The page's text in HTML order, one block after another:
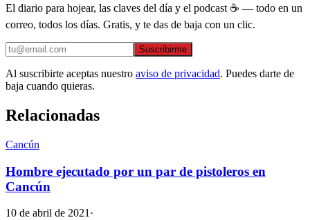
El diario para hojear, las claves del día y el podcast ☕ — todo en un
correo, todos los días. Gratis, y te das de baja con un clic.
Suscribirme
Al suscribirte aceptas nuestro aviso de privacidad. Puedes darte de
baja cuando quieras.
Relacionadas
Cancún
Hombre ejecutado por un par de pistoleros en
Cancún
10 de abril de 2021 ·